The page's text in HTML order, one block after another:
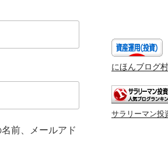
前、メールアド
にほんブログ村
サラリーマン投